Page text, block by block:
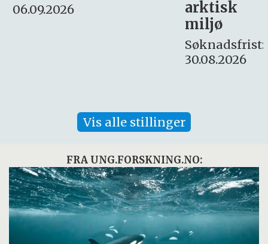
Søknadsfrist:
16. august.
Vis alle stillinger
FRA UNG.FORSKNING.NO: